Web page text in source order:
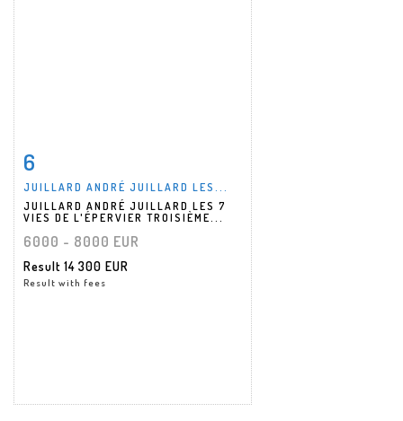
6
JUILLARD ANDRÉ JUILLARD LES...
JUILLARD ANDRÉ JUILLARD LES 7
VIES DE L'ÉPERVIER TROISIÈME...
6000 - 8000 EUR
Result 14 300 EUR
Result with fees